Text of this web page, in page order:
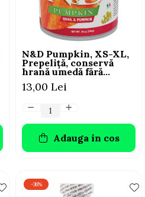
N&D Pumpkin, XS-XL,
Prepeliță, conservă
hrană umedă fără
cereale câini, (în sos),
285g
13,00 Lei
Adauga in cos
-36%